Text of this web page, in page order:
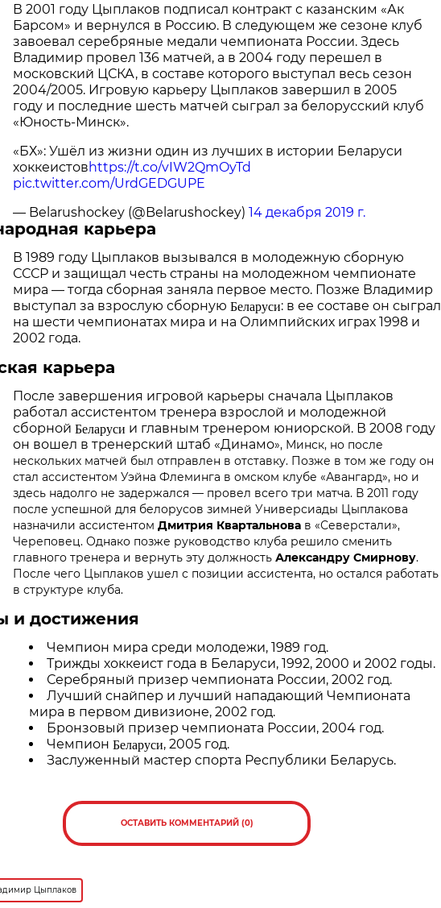
В 2001 году Цыплаков подписал контракт с казанским «Ак
Барсом» и вернулся в Россию. В следующем же сезоне клуб
завоевал серебряные медали чемпионата России. Здесь
Владимир провел 136 матчей, а в 2004 году перешел в
московский ЦСКА, в составе которого выступал весь сезон
2004/2005. Игровую карьеру Цыплаков завершил в 2005
году и последние шесть матчей сыграл за белорусский клуб
«Юность-Минск».
«БХ»: Ушёл из жизни один из лучших в истории Беларуси
хоккеистовhttps://t.co/vIW2QmOyTd
pic.twitter.com/UrdGEDGUPE
— Belarushockey (@Belarushockey) 14 декабря 2019 г.
карьера
В 1989 году Цыплаков вызывался в молодежную сборную
СССР и защищал честь страны на молодежном чемпионате
мира — тогда сборная заняла первое место. Позже Владимир
выступал за взрослую сборную Беларуси: в ее составе он сыграл
на шести чемпионатах мира и на Олимпийских играх 1998 и
2002 года.
карьера
После завершения игровой карьеры сначала Цыплаков
работал ассистентом тренера взрослой и молодежной
сборной Беларуси и главным тренером юниорской. В 2008 году
он вошел в тренерский штаб «Динамо», Минск, но после
нескольких матчей был отправлен в отставку. Позже в том же году он
стал ассистентом Уэйна Флеминга в омском клубе «Авангард», но и
здесь надолго не задержался — провел всего три матча. В 2011 году
после успешной для белорусов зимней Универсиады Цыплакова
назначили ассистентом Дмитрия Квартальнова в «Северстали»,
Череповец. Однако позже руководство клуба решило сменить
главного тренера и вернуть эту должность Александру Смирнову.
После чего Цыплаков ушел с позиции ассистента, но остался работать
в структуре клуба.
и достижения
Чемпион мира среди молодежи, 1989 год.
Трижды хоккеист года в Беларуси, 1992, 2000 и 2002 годы.
Серебряный призер чемпионата России, 2002 год.
Лучший снайпер и лучший нападающий Чемпионата
мира в первом дивизионе, 2002 год.
Бронзовый призер чемпионата России, 2004 год.
Чемпион Беларуси, 2005 год.
Заслуженный мастер спорта Республики Беларусь.
ОСТАВИТЬ КОММЕНТАРИЙ (0)
Цыплаков